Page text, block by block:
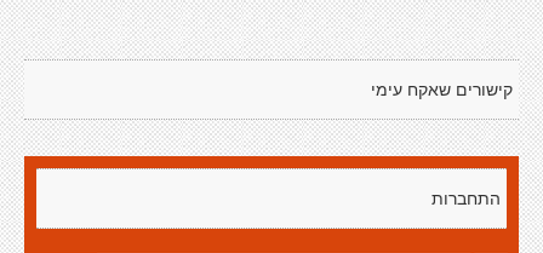
קישורים שאקח עימי
התחברות